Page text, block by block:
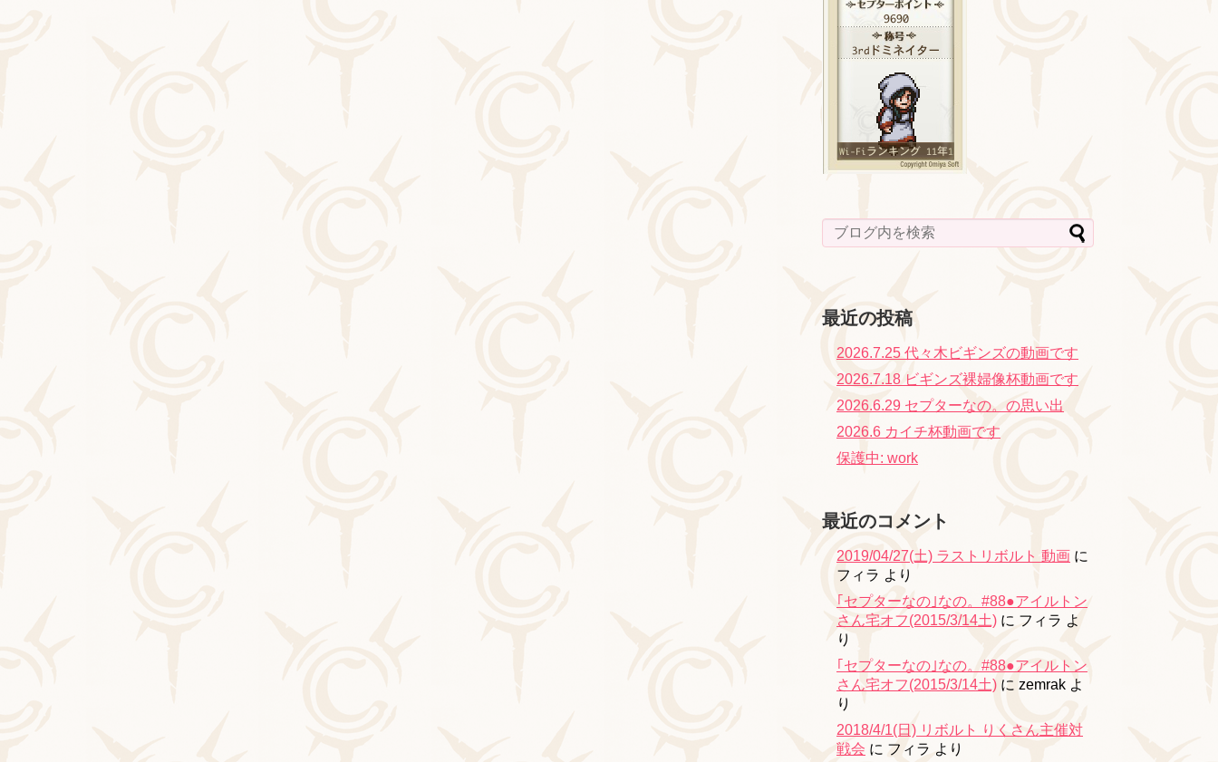
最近の投稿
2026.7.25 代々木ビギンズの動画です
2026.7.18 ビギンズ裸婦像杯動画です
2026.6.29 セプターなの。の思い出
2026.6 カイチ杯動画です
保護中: work
最近のコメント
2019/04/27(土) ラストリボルト 動画 に
フィラ より
｢セプターなの｣なの。#88●アイルトン
さん宅オフ(2015/3/14土) に フィラ よ
り
｢セプターなの｣なの。#88●アイルトン
さん宅オフ(2015/3/14土) に zemrak よ
り
2018/4/1(日) リボルト りくさん主催対
戦会 に フィラ より